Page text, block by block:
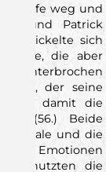
Wölfe weg und
und Patrick
entwickelte sich
die aber
unterbrochen
der seine
und damit die
(56.) Beide
und die
die Emotionen
nutzten die